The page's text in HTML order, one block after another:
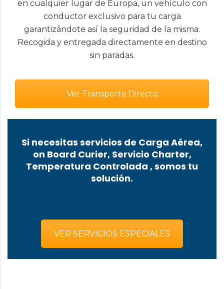
en cualquier lugar de Europa, un vehículo con
conductor exclusivo para tu carga
garantizándote así la seguridad de la misma.
Recogida y entregada directamente en destino
sin paradas.
Ver Transporte Directo
Si necesitas servicios de Carga Aérea,
on Board Curier, Servicio Charter,
Temperatura Controlada , somos tu
solución.
VER SERVICIOS ESPECIALES